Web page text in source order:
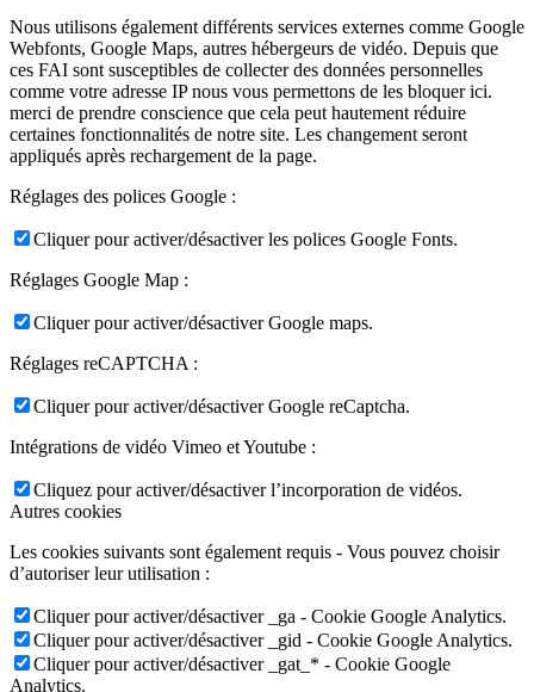
Nous utilisons également différents services externes comme Google
Webfonts, Google Maps, autres hébergeurs de vidéo. Depuis que
ces FAI sont susceptibles de collecter des données personnelles
comme votre adresse IP nous vous permettons de les bloquer ici.
merci de prendre conscience que cela peut hautement réduire
certaines fonctionnalités de notre site. Les changement seront
appliqués après rechargement de la page.
Réglages des polices Google :
Cliquer pour activer/désactiver les polices Google Fonts.
Réglages Google Map :
Cliquer pour activer/désactiver Google maps.
Réglages reCAPTCHA :
Cliquer pour activer/désactiver Google reCaptcha.
Intégrations de vidéo Vimeo et Youtube :
Cliquez pour activer/désactiver l’incorporation de vidéos.
Autres cookies
Les cookies suivants sont également requis - Vous pouvez choisir
d’autoriser leur utilisation :
Cliquer pour activer/désactiver _ga - Cookie Google Analytics.
Cliquer pour activer/désactiver _gid - Cookie Google Analytics.
Cliquer pour activer/désactiver _gat_* - Cookie Google
Analytics.